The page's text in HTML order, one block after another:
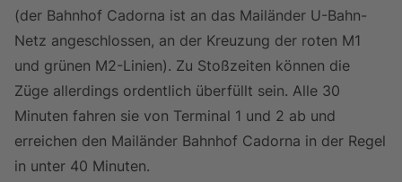
(der Bahnhof Cadorna ist an das Mailänder U-Bahn-
Netz angeschlossen, an der Kreuzung der roten M1
und grünen M2-Linien). Zu Stoßzeiten können die
Züge allerdings ordentlich überfüllt sein. Alle 30
Minuten fahren sie von Terminal 1 und 2 ab und
erreichen den Mailänder Bahnhof Cadorna in der Regel
in unter 40 Minuten.